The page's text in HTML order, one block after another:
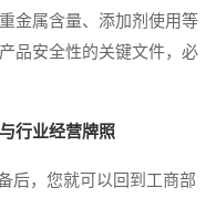
金属含量、添加剂使用等
品安全性的关键文件，必
行业经营牌照
，您就可以回到工商部